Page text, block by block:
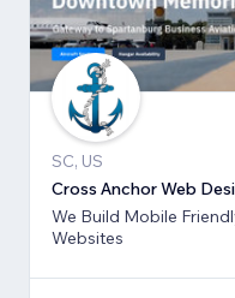
SC, US
Cross Anchor Web
We Build Mobile
Websites